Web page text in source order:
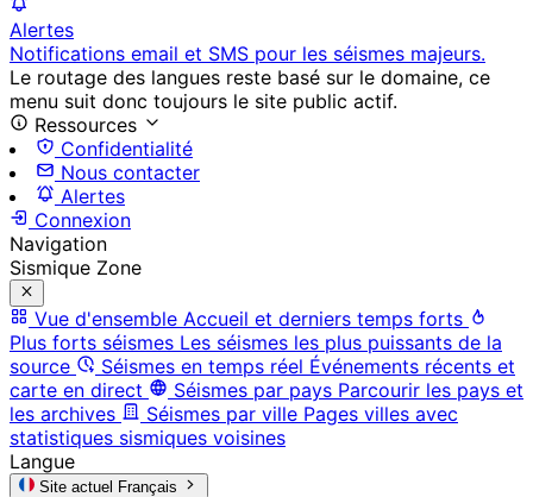
Alertes
Notifications email et SMS pour les séismes majeurs.
Le routage des langues reste basé sur le domaine, ce
menu suit donc toujours le site public actif.
Ressources
Confidentialité
Nous contacter
Alertes
Connexion
Navigation
Sismique Zone
Vue d'ensemble Accueil et derniers temps forts
Plus forts séismes Les séismes les plus puissants de la
source
Séismes en temps réel Événements récents et
carte en direct
Séismes par pays Parcourir les pays et
les archives
Séismes par ville Pages villes avec
statistiques sismiques voisines
Langue
Site actuel Français